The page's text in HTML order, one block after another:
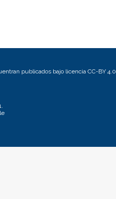
publicados bajo licencia CC-BY 4.0